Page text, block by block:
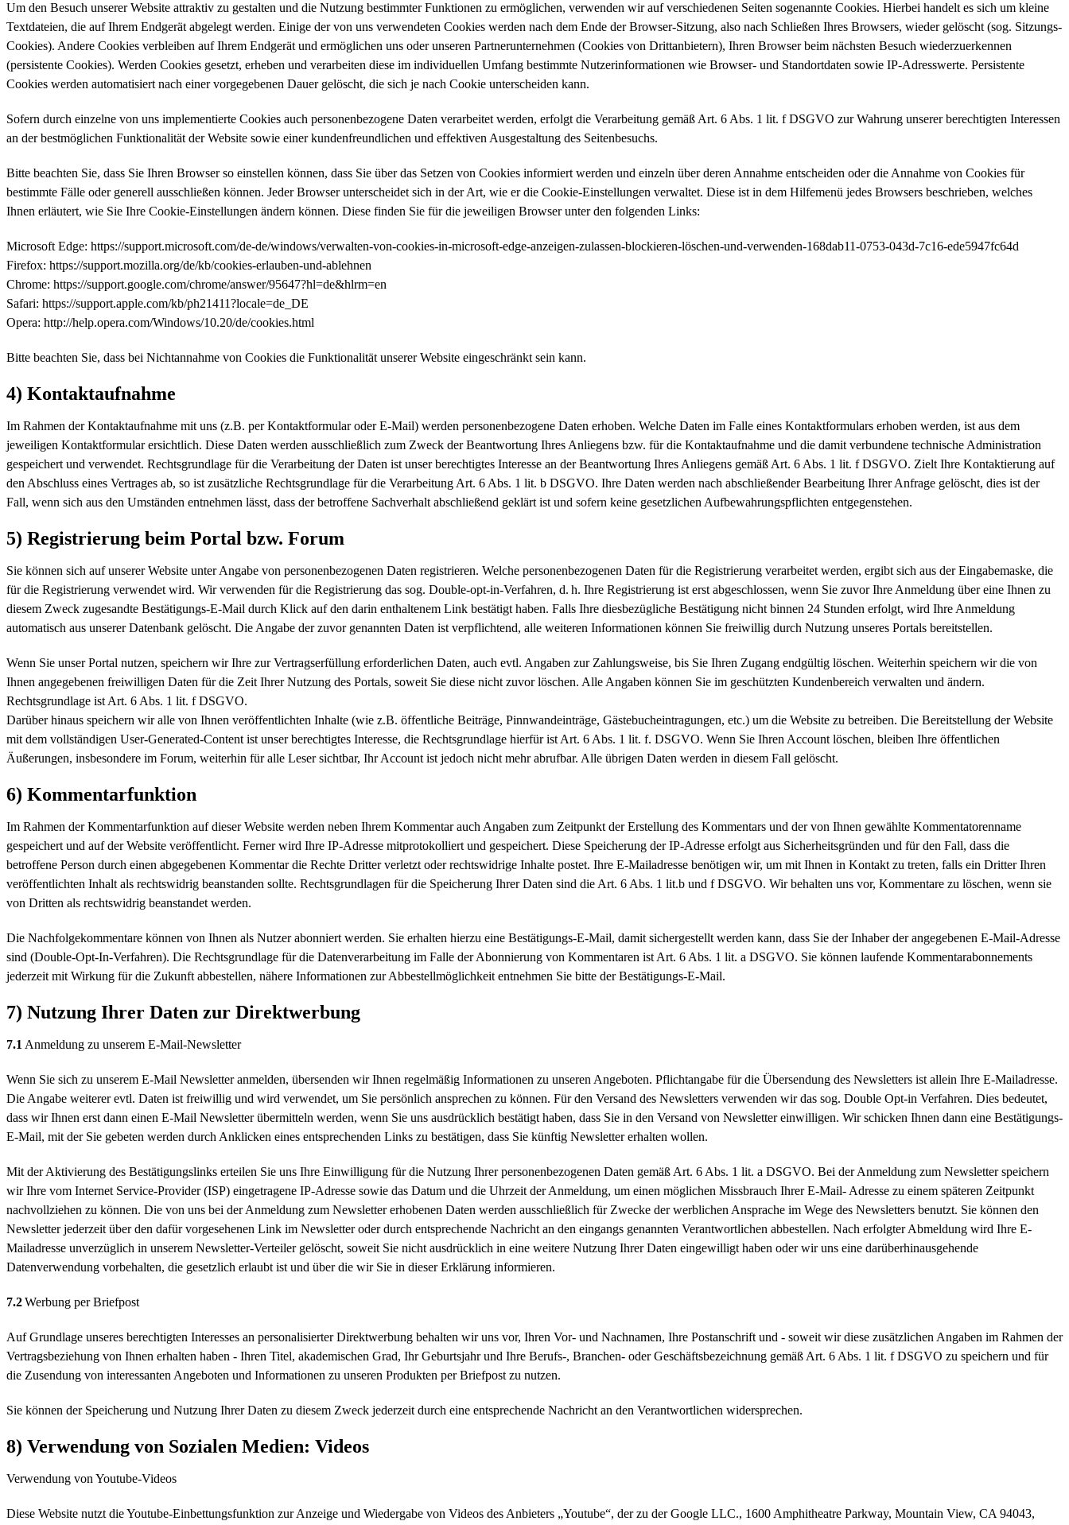
Um den Besuch unserer Website attraktiv zu gestalten und die Nutzung bestimmter Funktionen zu ermöglichen, verwenden wir auf verschiedenen Seiten sogenannte Cookies. Hierbei handelt es sich um kleine
Textdateien, die auf Ihrem Endgerät abgelegt werden. Einige der von uns verwendeten Cookies werden nach dem Ende der Browser-Sitzung, also nach Schließen Ihres Browsers, wieder gelöscht (sog. Sitzungs-
Cookies). Andere Cookies verbleiben auf Ihrem Endgerät und ermöglichen uns oder unseren Partnerunternehmen (Cookies von Drittanbietern), Ihren Browser beim nächsten Besuch wiederzuerkennen
(persistente Cookies). Werden Cookies gesetzt, erheben und verarbeiten diese im individuellen Umfang bestimmte Nutzerinformationen wie Browser- und Standortdaten sowie IP-Adresswerte. Persistente
Cookies werden automatisiert nach einer vorgegebenen Dauer gelöscht, die sich je nach Cookie unterscheiden kann.
Sofern durch einzelne von uns implementierte Cookies auch personenbezogene Daten verarbeitet werden, erfolgt die Verarbeitung gemäß Art. 6 Abs. 1 lit. f DSGVO zur Wahrung unserer berechtigten Interessen
an der bestmöglichen Funktionalität der Website sowie einer kundenfreundlichen und effektiven Ausgestaltung des Seitenbesuchs.
Bitte beachten Sie, dass Sie Ihren Browser so einstellen können, dass Sie über das Setzen von Cookies informiert werden und einzeln über deren Annahme entscheiden oder die Annahme von Cookies für
bestimmte Fälle oder generell ausschließen können. Jeder Browser unterscheidet sich in der Art, wie er die Cookie-Einstellungen verwaltet. Diese ist in dem Hilfemenü jedes Browsers beschrieben, welches
Ihnen erläutert, wie Sie Ihre Cookie-Einstellungen ändern können. Diese finden Sie für die jeweiligen Browser unter den folgenden Links:
Microsoft Edge: https://support.microsoft.com/de-de/windows/verwalten-von-cookies-in-microsoft-edge-anzeigen-zulassen-blockieren-löschen-und-verwenden-168dab11-0753-043d-7c16-ede5947fc64d
Firefox: https://support.mozilla.org/de/kb/cookies-erlauben-und-ablehnen
Chrome: https://support.google.com/chrome/answer/95647?hl=de&hlrm=en
Safari: https://support.apple.com/kb/ph21411?locale=de_DE
Opera: http://help.opera.com/Windows/10.20/de/cookies.html
Bitte beachten Sie, dass bei Nichtannahme von Cookies die Funktionalität unserer Website eingeschränkt sein kann.
4) Kontaktaufnahme
Im Rahmen der Kontaktaufnahme mit uns (z.B. per Kontaktformular oder E-Mail) werden personenbezogene Daten erhoben. Welche Daten im Falle eines Kontaktformulars erhoben werden, ist aus dem
jeweiligen Kontaktformular ersichtlich. Diese Daten werden ausschließlich zum Zweck der Beantwortung Ihres Anliegens bzw. für die Kontaktaufnahme und die damit verbundene technische Administration
gespeichert und verwendet. Rechtsgrundlage für die Verarbeitung der Daten ist unser berechtigtes Interesse an der Beantwortung Ihres Anliegens gemäß Art. 6 Abs. 1 lit. f DSGVO. Zielt Ihre Kontaktierung auf
den Abschluss eines Vertrages ab, so ist zusätzliche Rechtsgrundlage für die Verarbeitung Art. 6 Abs. 1 lit. b DSGVO. Ihre Daten werden nach abschließender Bearbeitung Ihrer Anfrage gelöscht, dies ist der
Fall, wenn sich aus den Umständen entnehmen lässt, dass der betroffene Sachverhalt abschließend geklärt ist und sofern keine gesetzlichen Aufbewahrungspflichten entgegenstehen.
5) Registrierung beim Portal bzw. Forum
Sie können sich auf unserer Website unter Angabe von personenbezogenen Daten registrieren. Welche personenbezogenen Daten für die Registrierung verarbeitet werden, ergibt sich aus der Eingabemaske, die
für die Registrierung verwendet wird. Wir verwenden für die Registrierung das sog. Double-opt-in-Verfahren, d. h. Ihre Registrierung ist erst abgeschlossen, wenn Sie zuvor Ihre Anmeldung über eine Ihnen zu
diesem Zweck zugesandte Bestätigungs-E-Mail durch Klick auf den darin enthaltenem Link bestätigt haben. Falls Ihre diesbezügliche Bestätigung nicht binnen 24 Stunden erfolgt, wird Ihre Anmeldung
automatisch aus unserer Datenbank gelöscht. Die Angabe der zuvor genannten Daten ist verpflichtend, alle weiteren Informationen können Sie freiwillig durch Nutzung unseres Portals bereitstellen.
Wenn Sie unser Portal nutzen, speichern wir Ihre zur Vertragserfüllung erforderlichen Daten, auch evtl. Angaben zur Zahlungsweise, bis Sie Ihren Zugang endgültig löschen. Weiterhin speichern wir die von
Ihnen angegebenen freiwilligen Daten für die Zeit Ihrer Nutzung des Portals, soweit Sie diese nicht zuvor löschen. Alle Angaben können Sie im geschützten Kundenbereich verwalten und ändern.
Rechtsgrundlage ist Art. 6 Abs. 1 lit. f DSGVO.
Darüber hinaus speichern wir alle von Ihnen veröffentlichten Inhalte (wie z.B. öffentliche Beiträge, Pinnwandeinträge, Gästebucheintragungen, etc.) um die Website zu betreiben. Die Bereitstellung der Website
mit dem vollständigen User-Generated-Content ist unser berechtigtes Interesse, die Rechtsgrundlage hierfür ist Art. 6 Abs. 1 lit. f. DSGVO. Wenn Sie Ihren Account löschen, bleiben Ihre öffentlichen
Äußerungen, insbesondere im Forum, weiterhin für alle Leser sichtbar, Ihr Account ist jedoch nicht mehr abrufbar. Alle übrigen Daten werden in diesem Fall gelöscht.
6) Kommentarfunktion
Im Rahmen der Kommentarfunktion auf dieser Website werden neben Ihrem Kommentar auch Angaben zum Zeitpunkt der Erstellung des Kommentars und der von Ihnen gewählte Kommentatorenname
gespeichert und auf der Website veröffentlicht. Ferner wird Ihre IP-Adresse mitprotokolliert und gespeichert. Diese Speicherung der IP-Adresse erfolgt aus Sicherheitsgründen und für den Fall, dass die
betroffene Person durch einen abgegebenen Kommentar die Rechte Dritter verletzt oder rechtswidrige Inhalte postet. Ihre E-Mailadresse benötigen wir, um mit Ihnen in Kontakt zu treten, falls ein Dritter Ihren
veröffentlichten Inhalt als rechtswidrig beanstanden sollte. Rechtsgrundlagen für die Speicherung Ihrer Daten sind die Art. 6 Abs. 1 lit.b und f DSGVO. Wir behalten uns vor, Kommentare zu löschen, wenn sie
von Dritten als rechtswidrig beanstandet werden.
Die Nachfolgekommentare können von Ihnen als Nutzer abonniert werden. Sie erhalten hierzu eine Bestätigungs-E-Mail, damit sichergestellt werden kann, dass Sie der Inhaber der angegebenen E-Mail-Adresse
sind (Double-Opt-In-Verfahren). Die Rechtsgrundlage für die Datenverarbeitung im Falle der Abonnierung von Kommentaren ist Art. 6 Abs. 1 lit. a DSGVO. Sie können laufende Kommentarabonnements
jederzeit mit Wirkung für die Zukunft abbestellen, nähere Informationen zur Abbestellmöglichkeit entnehmen Sie bitte der Bestätigungs-E-Mail.
7) Nutzung Ihrer Daten zur Direktwerbung
7.1 Anmeldung zu unserem E-Mail-Newsletter
Wenn Sie sich zu unserem E-Mail Newsletter anmelden, übersenden wir Ihnen regelmäßig Informationen zu unseren Angeboten. Pflichtangabe für die Übersendung des Newsletters ist allein Ihre E-Mailadresse.
Die Angabe weiterer evtl. Daten ist freiwillig und wird verwendet, um Sie persönlich ansprechen zu können. Für den Versand des Newsletters verwenden wir das sog. Double Opt-in Verfahren. Dies bedeutet,
dass wir Ihnen erst dann einen E-Mail Newsletter übermitteln werden, wenn Sie uns ausdrücklich bestätigt haben, dass Sie in den Versand von Newsletter einwilligen. Wir schicken Ihnen dann eine Bestätigungs-
E-Mail, mit der Sie gebeten werden durch Anklicken eines entsprechenden Links zu bestätigen, dass Sie künftig Newsletter erhalten wollen.
Mit der Aktivierung des Bestätigungslinks erteilen Sie uns Ihre Einwilligung für die Nutzung Ihrer personenbezogenen Daten gemäß Art. 6 Abs. 1 lit. a DSGVO. Bei der Anmeldung zum Newsletter speichern
wir Ihre vom Internet Service-Provider (ISP) eingetragene IP-Adresse sowie das Datum und die Uhrzeit der Anmeldung, um einen möglichen Missbrauch Ihrer E-Mail- Adresse zu einem späteren Zeitpunkt
nachvollziehen zu können. Die von uns bei der Anmeldung zum Newsletter erhobenen Daten werden ausschließlich für Zwecke der werblichen Ansprache im Wege des Newsletters benutzt. Sie können den
Newsletter jederzeit über den dafür vorgesehenen Link im Newsletter oder durch entsprechende Nachricht an den eingangs genannten Verantwortlichen abbestellen. Nach erfolgter Abmeldung wird Ihre E-
Mailadresse unverzüglich in unserem Newsletter-Verteiler gelöscht, soweit Sie nicht ausdrücklich in eine weitere Nutzung Ihrer Daten eingewilligt haben oder wir uns eine darüberhinausgehende
Datenverwendung vorbehalten, die gesetzlich erlaubt ist und über die wir Sie in dieser Erklärung informieren.
7.2Werbung per Briefpost
Auf Grundlage unseres berechtigten Interesses an personalisierter Direktwerbung behalten wir uns vor, Ihren Vor- und Nachnamen, Ihre Postanschrift und - soweit wir diese zusätzlichen Angaben im Rahmen der
Vertragsbeziehung von Ihnen erhalten haben - Ihren Titel, akademischen Grad, Ihr Geburtsjahr und Ihre Berufs-, Branchen- oder Geschäftsbezeichnung gemäß Art. 6 Abs. 1 lit. f DSGVO zu speichern und für
die Zusendung von interessanten Angeboten und Informationen zu unseren Produkten per Briefpost zu nutzen.
Sie können der Speicherung und Nutzung Ihrer Daten zu diesem Zweck jederzeit durch eine entsprechende Nachricht an den Verantwortlichen widersprechen.
8) Verwendung von Sozialen Medien: Videos
Verwendung von Youtube-Videos
Diese Website nutzt die Youtube-Einbettungsfunktion zur Anzeige und Wiedergabe von Videos des Anbieters „Youtube“, der zu der Google LLC., 1600 Amphitheatre Parkway, Mountain View, CA 94043,